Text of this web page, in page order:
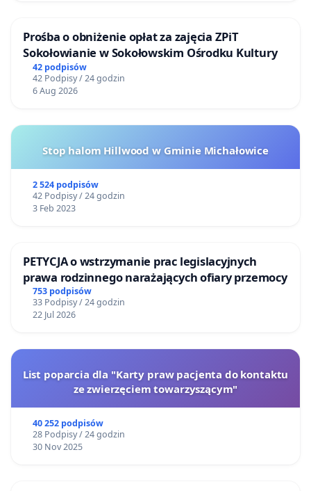
Prośba o obniżenie opłat za zajęcia ZPiT
Sokołowianie w Sokołowskim Ośrodku Kultury
42 podpisów
42 Podpisy / 24 godzin
6 Aug 2026
Stop halom Hillwood w Gminie Michałowice
2 524 podpisów
42 Podpisy / 24 godzin
3 Feb 2023
PETYCJA o wstrzymanie prac legislacyjnych
prawa rodzinnego narażających ofiary przemocy
753 podpisów
33 Podpisy / 24 godzin
22 Jul 2026
List poparcia dla "Karty praw pacjenta do kontaktu
ze zwierzęciem towarzyszącym"
40 252 podpisów
28 Podpisy / 24 godzin
30 Nov 2025